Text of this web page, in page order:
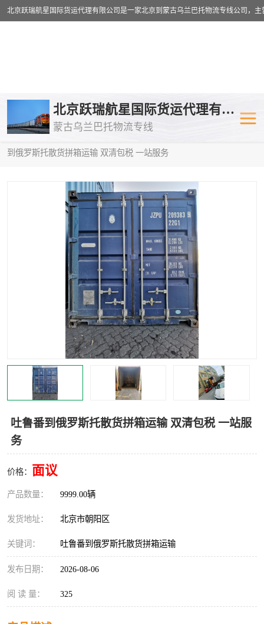
北京跃瑞航星国际货运代理有限公司
蒙古乌兰巴托物流专线
到俄罗斯托散货拼箱运输 双清包税 一站服务
吐鲁番到俄罗斯托散货拼箱运输 双清包税 一站服
务
价格： 面议
产品数量： 9999.00辆
发货地址： 北京市朝阳区
关键词： 吐鲁番到俄罗斯托散货拼箱运输
发布日期： 2026-08-06
阅 读 量： 325
乌兰巴托物流专线 乌兰巴托铁
乌兰巴托公路运输
中欧班列
蒙古乌兰巴托双清包税
蒙古乌兰巴托空运专线
蒙古乌兰巴托汽运专线
中亚铁路运输